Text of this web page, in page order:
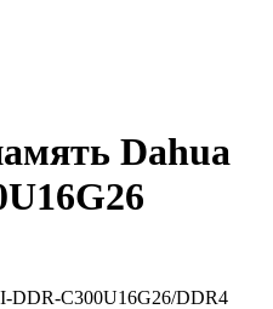
Dahua
DDR-C300U16G26/DDR4